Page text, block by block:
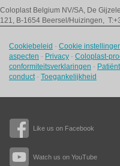
Like us on Facebook
Watch us on YouTube
Coloplast Belgium NV/SA, De
121, B-1654 Beersel/Huizingen,
Cookiebeleid - Cookie
aspecten - Privacy - Coloplast-
conformiteitsverklaringen -
conduct- Toegankelijkheid